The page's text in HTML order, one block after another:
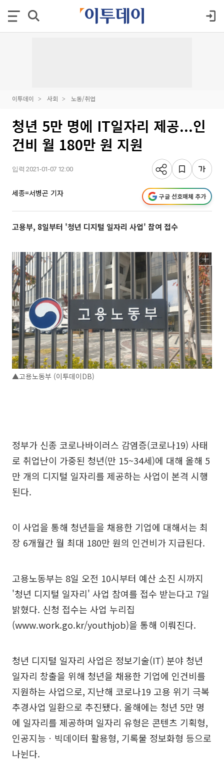
이투데이 사회 노동/취업
청년 5만 명에 IT일자리 제공...인
건비 월 180만 원 지원
입력 2021-01-07 12:00
세종=서병곤 기자 구글 선호매체 추가
고용부, 8일부터 '청년 디지털 일자리 사업' 참여 접수
▲고용노동부 (이투데이DB)
정부가 신종 코로나바이러스 감염증(코로나19) 사태
로 취업난이 가중된 청년(만 15~34세)에 대해 올해 5
만 개의 디지털 일자리를 제공하는 사업이 본격 시행
된다.
이 사업을 통해 청년들을 채용한 기업에 대해서는 최
장 6개월간 월 최대 180만 원의 인건비가 지급된다.
고용노동부는 8일 오전 10시부터 예산 소진 시까지
'청년 디지털 일자리' 사업 참여를 접수 받는다고 7일
밝혔다. 신청 접수는 사업 누리집
(www.work.go.kr/youthjob)을 통해 이뤄진다.
청년 디지털 일자리 사업은 정보기술(IT) 분야 청년
일자리 창출을 위해 청년을 채용한 기업에 인건비를
지원하는 사업으로, 지난해 코로나19 고용 위기 극복
추경사업 일환으로 추진됐다. 올해에는 청년 5만 명
에 일자리를 제공하며 일자리 유형은 콘텐츠 기획형,
인공지능ㆍ빅데이터 활용형, 기록물 정보화형 등으로
나뉜다.